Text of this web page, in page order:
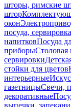
шторы, римские
штор
окон
посуда, сервировка
напитковПосуда
приборыСтоловая
сервировки
стойки для цветов
интерьерные
газетницыСвечи,
декоративные
выпечки,